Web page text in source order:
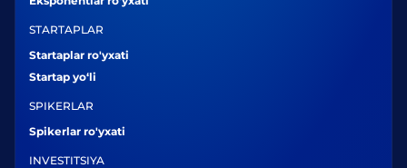
STARTAPLAR
Startaplar ro'yxati
Startap yo‘li
SPIKERLAR
Spikerlar ro'yxati
INVESTITSIYA